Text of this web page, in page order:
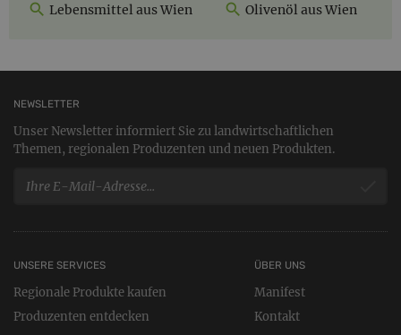
Lebensmittel aus Wien Olivenöl aus Wien
NEWSLETTER
Unser Newsletter informiert Sie zu landwirtschaftlichen
Themen, regionalen Produzenten und neuen Produkten.
UNSERE SERVICES
Regionale Produkte kaufen
Produzenten entdecken
ÜBER UNS
Manifest
Kontakt